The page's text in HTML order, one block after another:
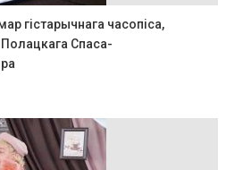
гістарычнага часопіса,
Спаса-